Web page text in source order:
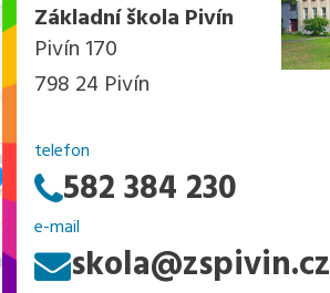
Základní škola Pivín
Pivín 170
798 24 Pivín
telefon
582 384 230
e-mail
skola@zspivin.cz